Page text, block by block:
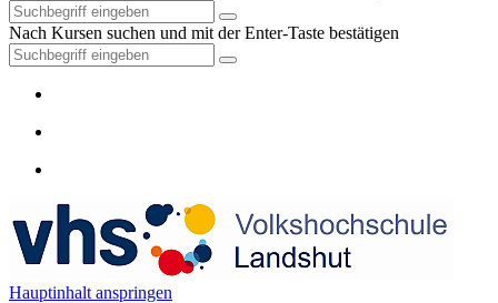
Nach Kursen suchen und mit der Enter-Taste bestätigen
Hauptinhalt anspringen